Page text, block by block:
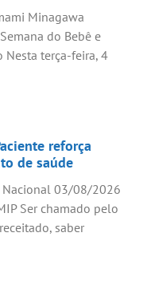
Minagawa
do Bebê e
Nesta terça-feira, 4
reforça
de saúde
Nacional 03/08/2026
Ser chamado pelo
saber